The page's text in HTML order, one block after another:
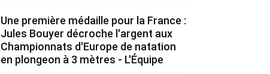
Une première médaille pour la France :
Jules Bouyer décroche l'argent aux
Championnats d'Europe de natation
en plongeon à 3 mètres - L'Équipe